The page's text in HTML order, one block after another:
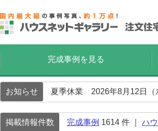
完成事例を見る
お知らせ 夏季休業 2026年8月12日
掲載情報件数 完成事例 1614 件 ｜ ハ